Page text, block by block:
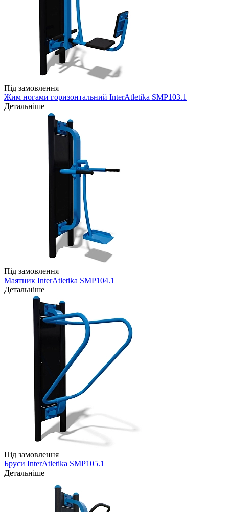
Під замовлення
Жим ногами горизонтальний InterAtletika SMP103.1
Детальніше
Під замовлення
Маятник InterAtletika SMP104.1
Детальніше
Під замовлення
Бруси InterAtletika SMP105.1
Детальніше